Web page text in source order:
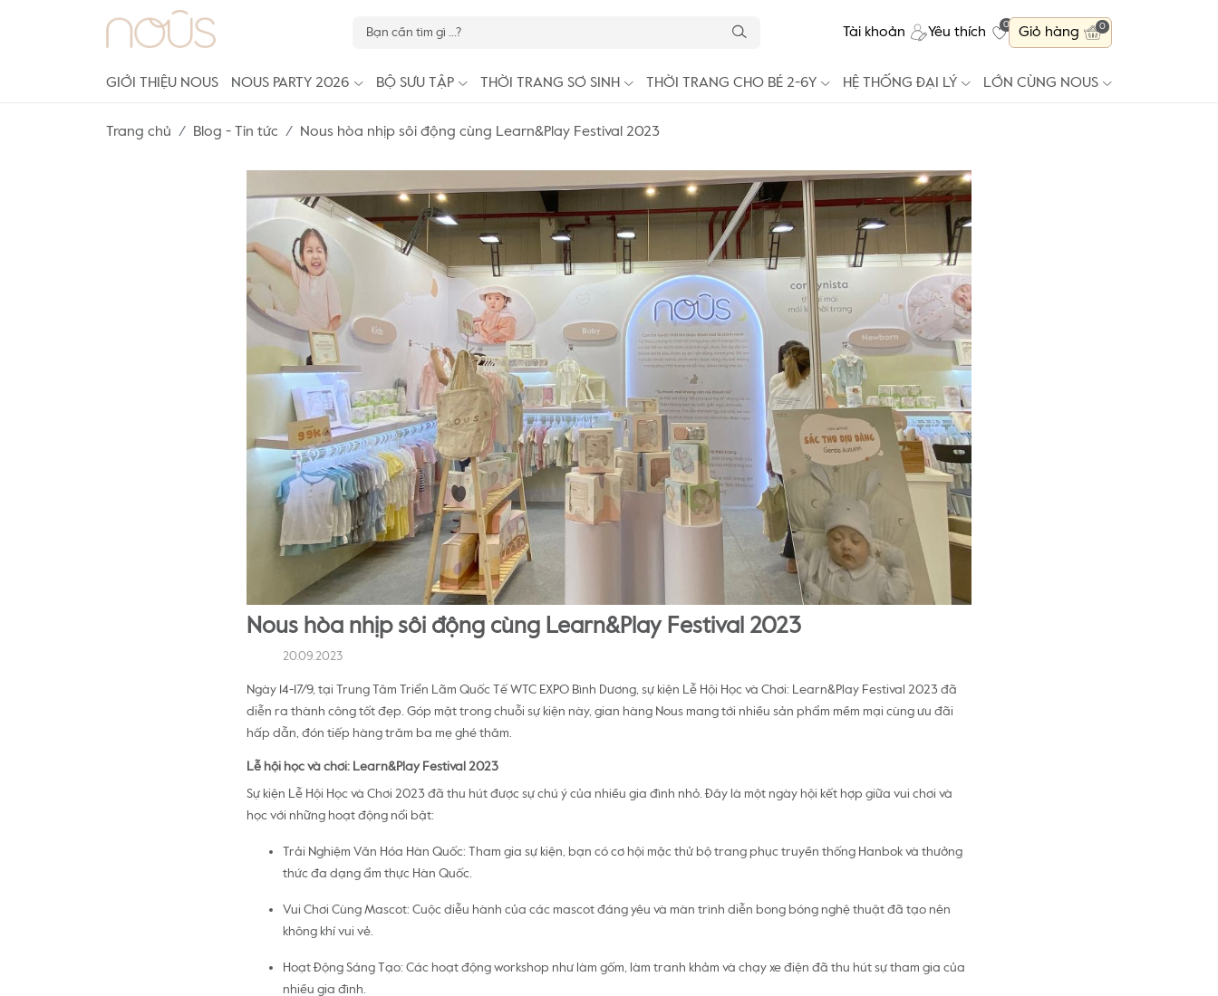
Tài khoản Yêu thích
0
Giỏ hàng 0
GIỚI THIỆU NOUS NOUS PARTY 2026 BỘ SƯU TẬP THỜI TRANG SƠ SINH THỜI TRANG CHO BÉ 2-6Y HỆ THỐNG ĐẠI LÝ LỚN CÙNG NOUS
Trang chủ Blog - Tin tức Nous hòa nhịp sôi động cùng Learn&Play Festival 2023
Nous hòa nhịp sôi động cùng Learn&Play Festival 2023
20.09.2023
Ngày 14-17/9, tại Trung Tâm Triển Lãm Quốc Tế WTC EXPO Bình Dương, sự kiện Lễ Hội Học và Chơi: Learn&Play Festival 2023 đã
diễn ra thành công tốt đẹp. Góp mặt trong chuỗi sự kiện này, gian hàng Nous mang tới nhiều sản phẩm mềm mại cùng ưu đãi
hấp dẫn, đón tiếp hàng trăm ba mẹ ghé thăm.
Lễ hội học và chơi: Learn&Play Festival 2023
Sự kiện Lễ Hội Học và Chơi 2023 đã thu hút được sự chú ý của nhiều gia đình nhỏ. Đây là một ngày hội kết hợp giữa vui chơi và
học với những hoạt động nổi bật:
Trải Nghiệm Văn Hóa Hàn Quốc: Tham gia sự kiện, bạn có cơ hội mặc thử bộ trang phục truyền thống Hanbok và thưởng
thức đa dạng ẩm thực Hàn Quốc.
Vui Chơi Cùng Mascot: Cuộc diễu hành của các mascot đáng yêu và màn trình diễn bong bóng nghệ thuật đã tạo nên
không khí vui vẻ.
Hoạt Động Sáng Tạo: Các hoạt động workshop như làm gốm, làm tranh khảm và chạy xe điện đã thu hút sự tham gia của
nhiều gia đình.